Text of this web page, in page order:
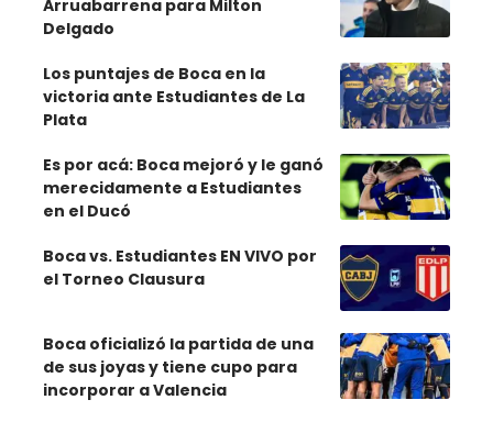
Arruabarrena para Milton
Delgado
Los puntajes de Boca en la
victoria ante Estudiantes de La
Plata
Es por acá: Boca mejoró y le ganó
merecidamente a Estudiantes
en el Ducó
Boca vs. Estudiantes EN VIVO por
el Torneo Clausura
Boca oficializó la partida de una
de sus joyas y tiene cupo para
incorporar a Valencia